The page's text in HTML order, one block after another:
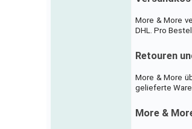
More & More
DHL. Pro
Retouren
More & More
gelieferte Ware
More &